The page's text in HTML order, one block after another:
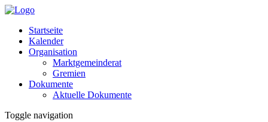
Startseite
Kalender
Organisation
Marktgemeinderat
Gremien
Dokumente
Aktuelle Dokumente
Toggle navigation